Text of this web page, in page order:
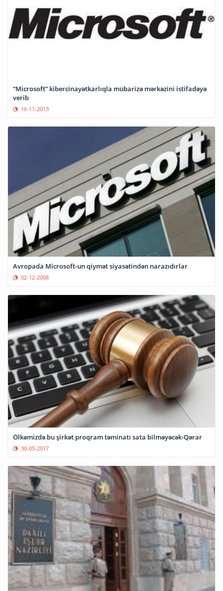
“Microsoft” kibercinayətkarlıqla mübarizə mərkəzini istifadəyə
verib
16-11-2013
Avropada Microsoft-un qiymət siyasətindən narazıdırlar
02-12-2008
Ölkəmizdə bu şirkət proqram təminatı sata bilməyəcək-Qərar
30-05-2017